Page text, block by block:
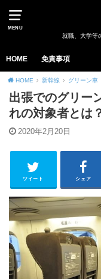
MENU
就職、大学等
HOME 免責事項
HOME 新幹線 グリーン車
出張でのグリー
れの対象者とは
2020年2月20日
ツイート シェア